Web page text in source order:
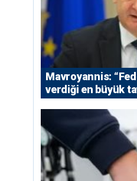
Mavroyannis:
verdiği en büyük